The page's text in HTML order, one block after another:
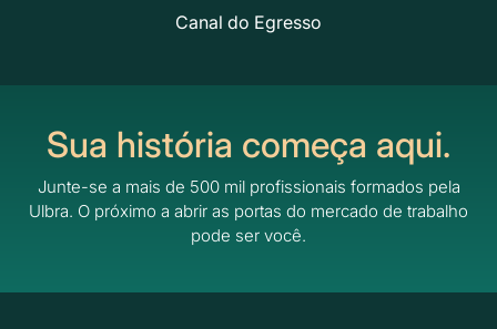
Canal do Egresso
Sua história começa aqui.
Junte-se a mais de 500 mil profissionais formados pela
Ulbra. O próximo a abrir as portas do mercado de trabalho
pode ser você.